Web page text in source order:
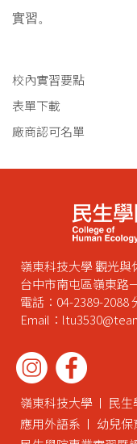
實習。
校內實習要點
表單下載
廠商認可名單
嶺東科技大學 觀光與
台中市南屯區嶺東路
電話：04-2389-2088
Email：
嶺東科技大學 民生
應用外語系
幼兒保